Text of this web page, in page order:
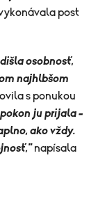
post
osobnosť,
najhlbšom
s ponukou
ju prijala –
ako vždy.
napísala